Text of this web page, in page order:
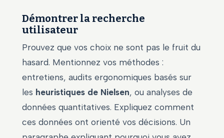
Démontrer la recherche
utilisateur
Prouvez que vos choix ne sont pas le fruit du
hasard. Mentionnez vos méthodes :
entretiens, audits ergonomiques basés sur
les heuristiques de Nielsen, ou analyses de
données quantitatives. Expliquez comment
ces données ont orienté vos décisions. Un